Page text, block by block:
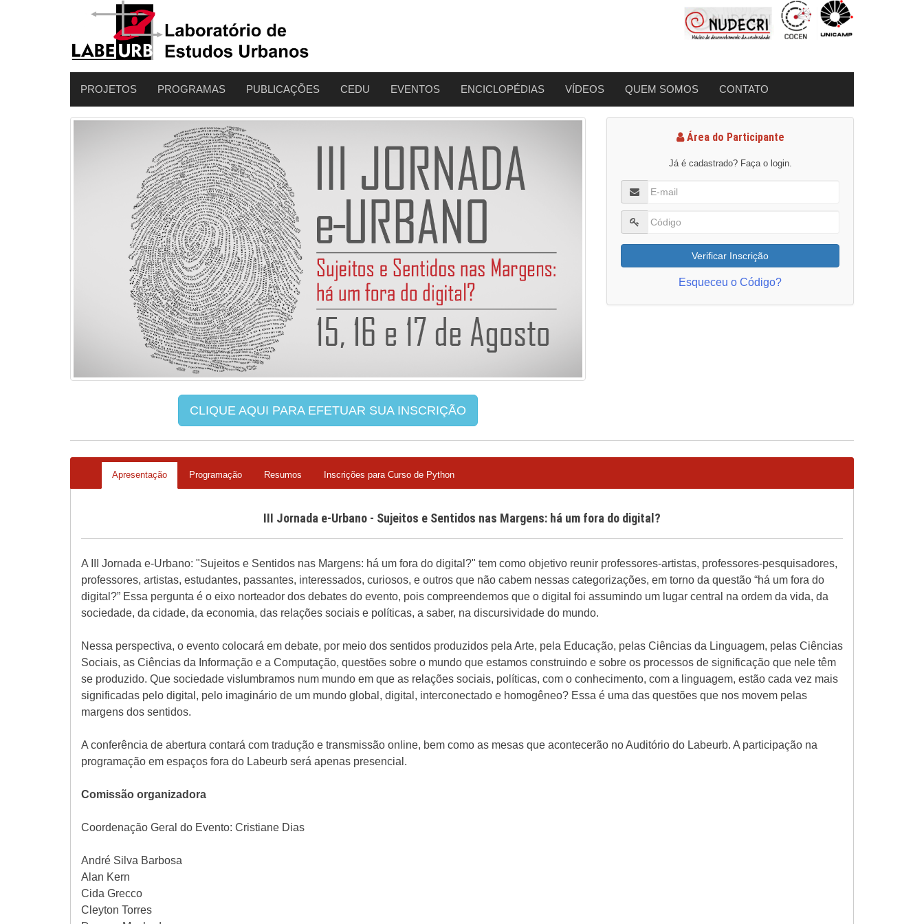
PROJETOS PROGRAMAS PUBLICAÇÕES CEDU EVENTOS ENCICLOPÉDIAS VÍDEOS QUEM SOMOS CONTATO
CLIQUE AQUI PARA EFETUAR SUA INSCRIÇÃO
Área do Participante
Já é cadastrado? Faça o login.
Verificar Inscrição
Esqueceu o Código?
Apresentação Programação Resumos Inscrições para Curso de Python
III Jornada e-Urbano - Sujeitos e Sentidos nas Margens: há um fora do digital?
A III Jornada e-Urbano: "Sujeitos e Sentidos nas Margens: há um fora do digital?" tem como objetivo reunir professores-artistas, professores-pesquisadores,
professores, artistas, estudantes, passantes, interessados, curiosos, e outros que não cabem nessas categorizações, em torno da questão “há um fora do
digital?” Essa pergunta é o eixo norteador dos debates do evento, pois compreendemos que o digital foi assumindo um lugar central na ordem da vida, da
sociedade, da cidade, da economia, das relações sociais e políticas, a saber, na discursividade do mundo.
Nessa perspectiva, o evento colocará em debate, por meio dos sentidos produzidos pela Arte, pela Educação, pelas Ciências da Linguagem, pelas Ciências
Sociais, as Ciências da Informação e a Computação, questões sobre o mundo que estamos construindo e sobre os processos de significação que nele têm
se produzido. Que sociedade vislumbramos num mundo em que as relações sociais, políticas, com o conhecimento, com a linguagem, estão cada vez mais
significadas pelo digital, pelo imaginário de um mundo global, digital, interconectado e homogêneo? Essa é uma das questões que nos movem pelas
margens dos sentidos.
A conferência de abertura contará com tradução e transmissão online, bem como as mesas que acontecerão no Auditório do Labeurb. A participação na
programação em espaços fora do Labeurb será apenas presencial.
Comissão organizadora
Coordenação Geral do Evento: Cristiane Dias
André Silva Barbosa
Alan Kern
Cida Grecco
Cleyton Torres